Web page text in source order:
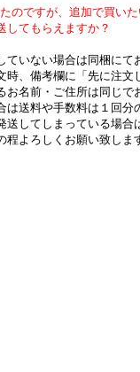
のですが、追加で買い
してもらえますか？
ていない場合は同梱にて
時、備考欄に「先に注
お名前・ご住所は同じで
は送料や手数料は１回分
送してしまっている場
程よろしくお願い致しま